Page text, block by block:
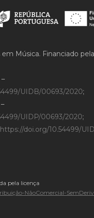
Música. Financiado pela
UIDB/00693/2020;
UIDP/00693/2020;
https://doi.org/10.54499/
pela licença
NãoComercial-